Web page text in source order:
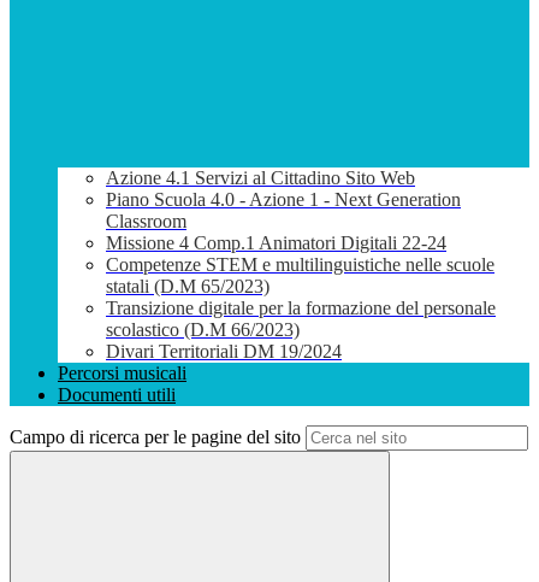
Azione 4.1 Servizi al Cittadino Sito Web
Piano Scuola 4.0 - Azione 1 - Next Generation
Classroom
Missione 4 Comp.1 Animatori Digitali 22-24
Competenze STEM e multilinguistiche nelle scuole
statali (D.M 65/2023)
Transizione digitale per la formazione del personale
scolastico (D.M 66/2023)
Divari Territoriali DM 19/2024
Percorsi musicali
Documenti utili
Campo di ricerca per le pagine del sito